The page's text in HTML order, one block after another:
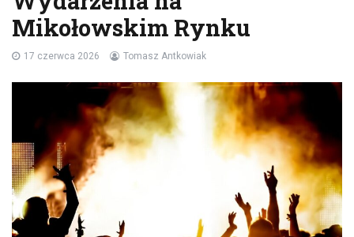
Mikołowskim Rynku
17 czerwca 2026 Tomasz Antkowiak